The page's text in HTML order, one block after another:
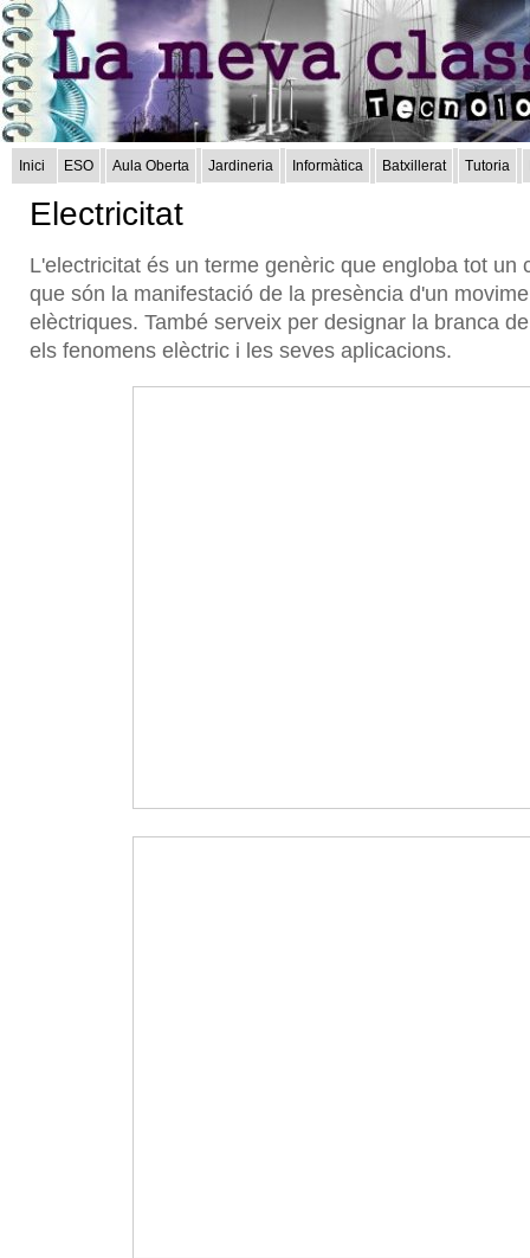
Inici ESO Aula Oberta Jardineria Informàtica Batxillerat Tutoria
Electricitat
L'electricitat és un terme genèric que engloba tot un
que són la manifestació de la presència d'un
elèctriques. També serveix per designar la branca
els fenomens elèctric i les seves aplicacions.